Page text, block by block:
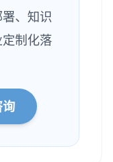
、知识
制化落